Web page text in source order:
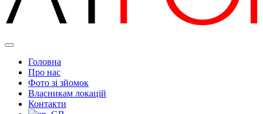
Головна
Про нас
Фото зі зйомок
Власникам локацій
Контакти